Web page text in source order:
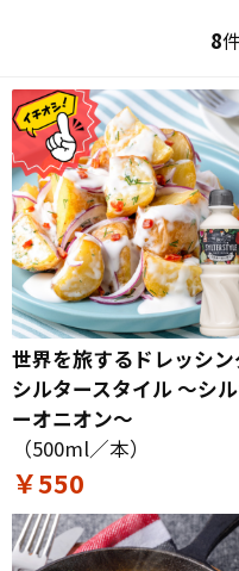
8
世界を旅するドレッシ
シルタースタイル ～シ
ーオニオン～
（500ml／本）
￥550